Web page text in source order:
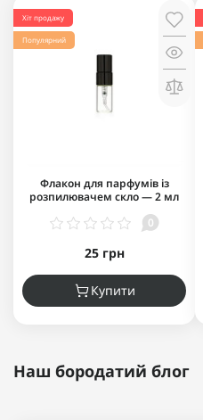
Хіт продажу
Популярний
Флакон для парфумів із
розпилювачем скло — 2 мл
0
25 грн
Купити
Наш бородатий блог